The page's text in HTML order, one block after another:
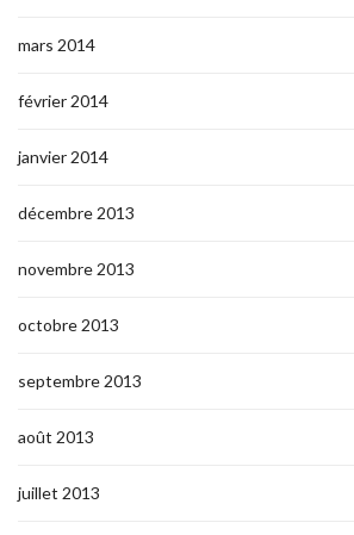
mars 2014
février 2014
janvier 2014
décembre 2013
novembre 2013
octobre 2013
septembre 2013
août 2013
juillet 2013